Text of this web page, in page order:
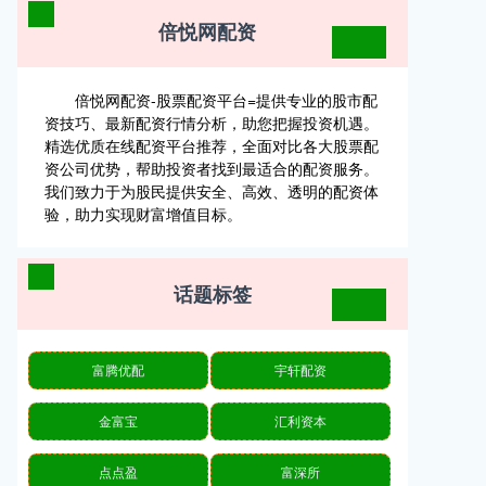
倍悦网配资
倍悦网配资-股票配资平台=提供专业的股市配
资技巧、最新配资行情分析，助您把握投资机遇。
精选优质在线配资平台推荐，全面对比各大股票配
资公司优势，帮助投资者找到最适合的配资服务。
我们致力于为股民提供安全、高效、透明的配资体
验，助力实现财富增值目标。
话题标签
富腾优配 宇轩配资
金富宝 汇利资本
点点盈 富深所